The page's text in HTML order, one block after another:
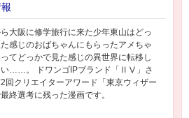
大阪に修学旅行に来た少年東山はどっ
感じのおばちゃんにもらったアメちゃ
てどっかで見た感じの異世界に転移し
い……。 ドワンゴIPブランド「ⅡⅤ」さ
回クリエイターアワード「東京ウィザー
終選考に残った漫画です。